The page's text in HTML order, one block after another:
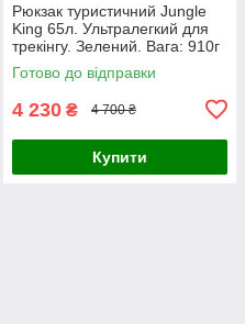
Рюкзак туристичний Jungle
King 65л. Ультралегкий для
трекінгу. Зелений. Вага: 910г
Готово до відправки
4 230 ₴ 4 700 ₴
Купити